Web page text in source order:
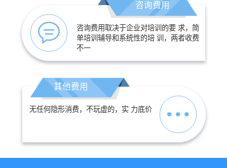
咨询费用
咨询费用取决于企业对培训的要 求，简
单培训辅导和系统性的培 训，两者收费
不一
其他费用
无任何隐形消费，不玩虚的，实 力底价